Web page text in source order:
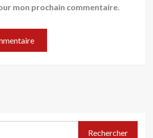
mon prochain commentaire.
Rechercher